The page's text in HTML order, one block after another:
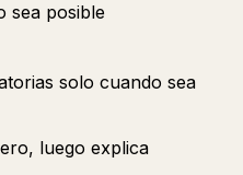
sea posible
solo cuando sea
luego explica